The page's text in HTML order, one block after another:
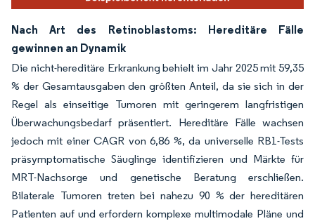
Nach Art des Retinoblastoms: Hereditäre Fälle
gewinnen an Dynamik
Die nicht-hereditäre Erkrankung behielt im Jahr 2025 mit 59,35
% der Gesamtausgaben den größten Anteil, da sie sich in der
Regel als einseitige Tumoren mit geringerem langfristigen
Überwachungsbedarf präsentiert. Hereditäre Fälle wachsen
jedoch mit einer CAGR von 6,86 %, da universelle RB1-Tests
präsymptomatische Säuglinge identifizieren und Märkte für
MRT-Nachsorge und genetische Beratung erschließen.
Bilaterale Tumoren treten bei nahezu 90 % der hereditären
Patienten auf und erfordern komplexe multimodale Pläne und